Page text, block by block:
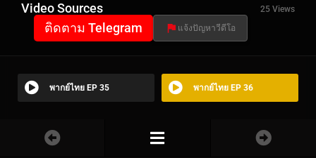
Video Sources 25 Views
ติดตาม Telegram แจ้งปัญหาวีดีโอ
พากย์ไทย EP 35 พากย์ไทย EP 36